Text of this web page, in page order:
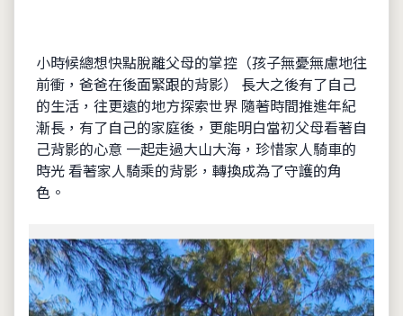
小時候總想快點脫離父母的掌控（孩子無憂無慮地往
前衝，爸爸在後面緊跟的背影） 長大之後有了自己
的生活，往更遠的地方探索世界 隨著時間推進年紀
漸長，有了自己的家庭後，更能明白當初父母看著自
己背影的心意 一起走過大山大海，珍惜家人騎車的
時光 看著家人騎乘的背影，轉換成為了守護的角
色。